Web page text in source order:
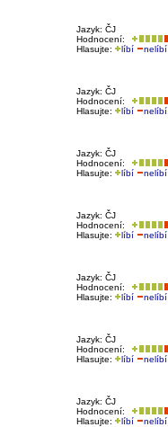
Jazyk: ČJ
Hodnocení:
Hlasujte:
líbí nelíbí
Jazyk: ČJ
Hodnocení:
Hlasujte:
líbí nelíbí
Jazyk: ČJ
Hodnocení:
Hlasujte:
líbí nelíbí
Jazyk: ČJ
Hodnocení:
Hlasujte:
líbí nelíbí
Jazyk: ČJ
Hodnocení:
Hlasujte:
líbí nelíbí
Jazyk: ČJ
Hodnocení:
Hlasujte:
líbí nelíbí
Jazyk: ČJ
Hodnocení:
Hlasujte:
líbí nelíbí